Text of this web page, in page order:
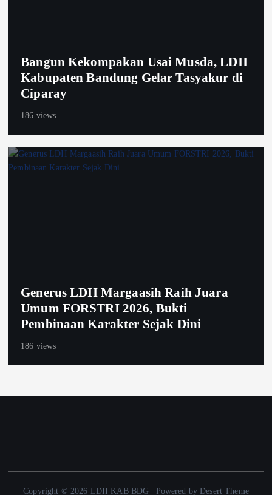
Bangun Kekompakan Usai Musda, LDII
Kabupaten Bandung Gelar Tasyakur di
Ciparay
186 views
Generus LDII Margaasih Raih Juara
Umum FORSTRI 2026, Bukti
Pembinaan Karakter Sejak Dini
186 views
Copyright © 2026 LDII KAB BDG | Powered by Desert Theme